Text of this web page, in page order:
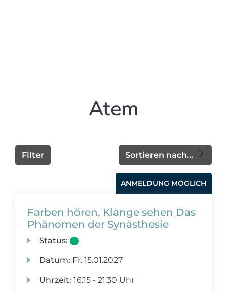
Atem
Sortieren nach...
Filter
ANMELDUNG MÖGLICH
Farben hören, Klänge sehen Das
Phänomen der Synästhesie
Status:
Datum: Fr. 15.01.2027
Uhrzeit: 16:15 - 21:30 Uhr